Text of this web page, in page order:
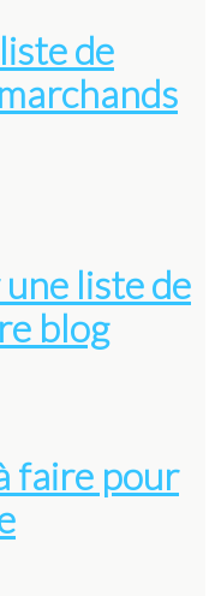
de
liste de
blog
faire pour